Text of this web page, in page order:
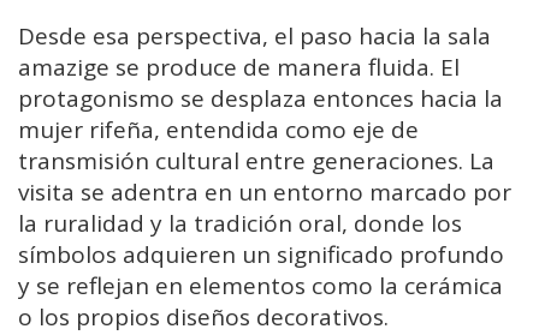
Desde esa perspectiva, el paso hacia la sala
amazige se produce de manera fluida. El
protagonismo se desplaza entonces hacia la
mujer rifeña, entendida como eje de
transmisión cultural entre generaciones. La
visita se adentra en un entorno marcado por
la ruralidad y la tradición oral, donde los
símbolos adquieren un significado profundo
y se reflejan en elementos como la cerámica
o los propios diseños decorativos.